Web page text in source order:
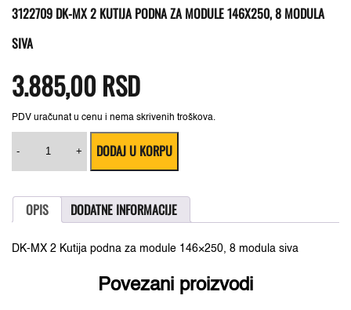
3122709 DK-MX 2 KUTIJA PODNA ZA MODULE 146X250, 8 MODULA
SIVA
3.885,00 RSD
PDV uračunat u cenu i nema skrivenih troškova.
-
2
podna
za
module
8
+ DODAJ U KORPU
OPIS DODATNE INFORMACIJE
DK-MX 2 Kutija podna za module 146×250, 8 modula siva
Povezani proizvodi